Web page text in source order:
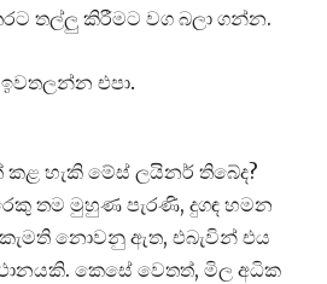
තල්ලු කිරීමට වග බලා ගන්න.
එපා.
හැකි මේස් ලයිනර් තිබේද?
තම මුහුණ පැරණි, දුගඳ හමන
නොවනු ඇත, එබැවින් එය
කෙසේ වෙතත්, මිල අධික